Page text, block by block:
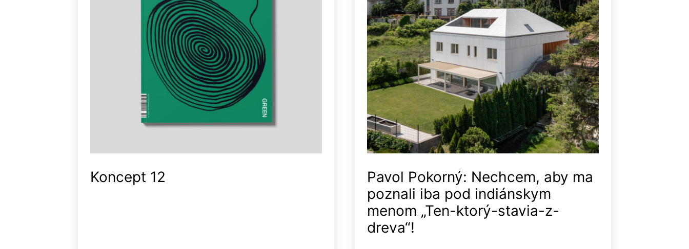
Koncept 12
Pavol Pokorný: Nechcem, aby ma
poznali iba pod indiánskym
menom „Ten-ktorý-stavia-z-
dreva“!